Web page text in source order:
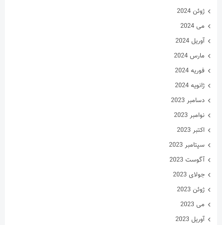
ژوئن 2024
می 2024
آوریل 2024
مارس 2024
فوریه 2024
ژانویه 2024
دسامبر 2023
نوامبر 2023
اکتبر 2023
سپتامبر 2023
آگوست 2023
جولای 2023
ژوئن 2023
می 2023
آوریل 2023